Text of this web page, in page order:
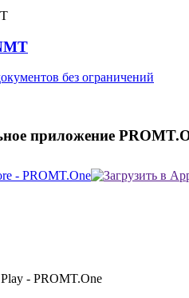
без ограничений
приложение